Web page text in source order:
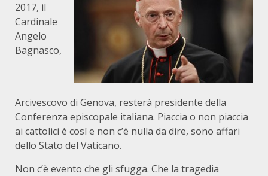
2017, il
Cardinale
Angelo
Bagnasco,
Arcivescovo di Genova, resterà presidente della
Conferenza episcopale italiana. Piaccia o non piaccia
ai cattolici è così e non c’è nulla da dire, sono affari
dello Stato del Vaticano.
Non c’è evento che gli sfugga. Che la tragedia